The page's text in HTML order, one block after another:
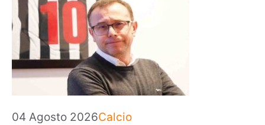
04 Agosto 2026Categorie
Calcio